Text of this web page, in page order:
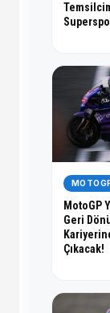
MotoGP
Geri
Çıkacak!